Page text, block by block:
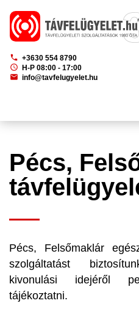
phone +3630 554 8790
schedule
H-P 08:00 - 17:00
mail info@tavfelugyelet.hu
Pécs,
Pécs, Felsőmaklár
szolgáltatást
kivonulási idejéről
tájékoztatni.